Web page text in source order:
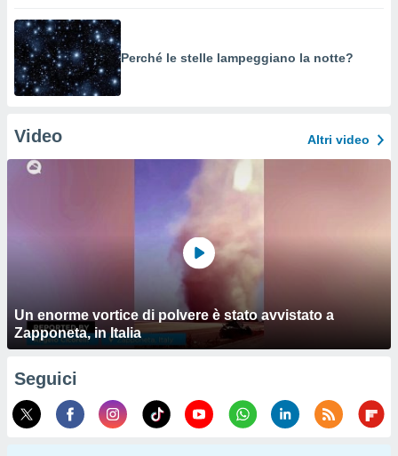
Perché le stelle lampeggiano la notte?
Video Altri video
Un enorme vortice di polvere è stato avvistato a
Zapponeta, in Italia
Seguici